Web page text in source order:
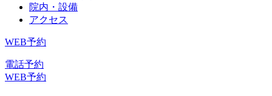
院内・設備
アクセス
WEB予約
電話予約
WEB予約